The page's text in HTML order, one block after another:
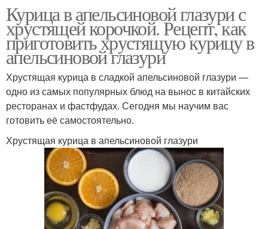
Курица в апельсиновой глазури с
хрустящей корочкой. Рецепт, как
приготовить хрустящую курицу в
апельсиновой глазури
Хрустящая курица в сладкой апельсиновой глазури —
одно из самых популярных блюд на вынос в китайских
ресторанах и фастфудах. Сегодня мы научим вас
готовить её самостоятельно.
Хрустящая курица в апельсиновой глазури